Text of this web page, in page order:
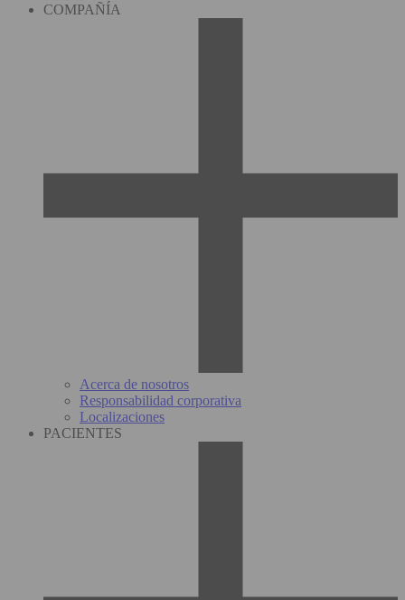
COMPAÑÍA
Acerca de nosotros
Responsabilidad corporativa
Localizaciones
PACIENTES